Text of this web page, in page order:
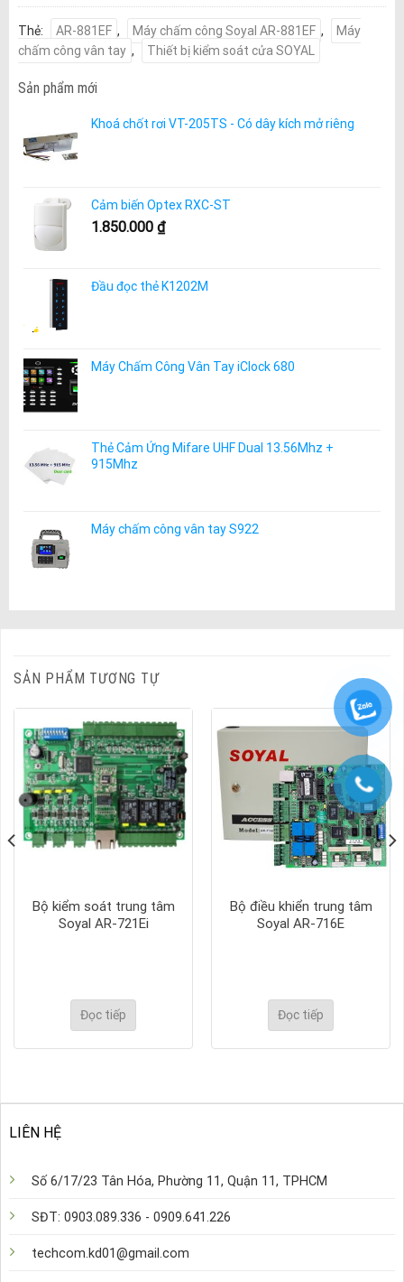
Thẻ: AR-881EF , Máy chấm công Soyal AR-881EF ,
Máy
chấm công vân tay , Thiết bị kiểm soát cửa SOYAL
Sản phẩm mới
Khoá chốt rơi VT-205TS - Có dây kích mở riêng
Cảm biến Optex RXC-ST
1.850.000 ₫
Đầu đọc thẻ K1202M
Máy Chấm Công Vân Tay iClock 680
Thẻ Cảm Ứng Mifare UHF Dual 13.56Mhz +
915Mhz
Máy chấm công vân tay S922
SẢN PHẨM TƯƠNG TỰ
Bộ kiểm soát trung tâm
Soyal AR-721Ei
Đọc tiếp
Bộ điều khiển trung tâm
Soyal AR-716E
Đọc tiếp
LIÊN HỆ
Số 6/17/23 Tân Hóa, Phường 11, Quận 11, TPHCM
SĐT: 0903.089.336 - 0909.641.226
techcom.kd01@gmail.com